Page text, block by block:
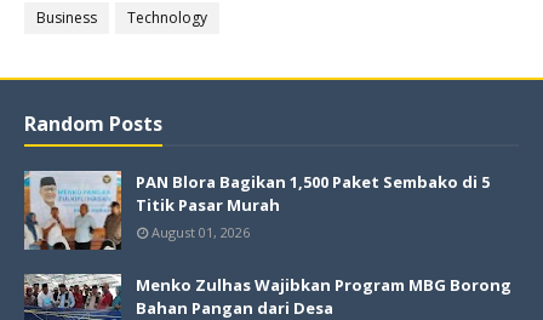
Business Technology
Random Posts
PAN Blora Bagikan 1,500 Paket Sembako di 5
Titik Pasar Murah
August 01, 2026
Menko Zulhas Wajibkan Program MBG Borong
Bahan Pangan dari Desa